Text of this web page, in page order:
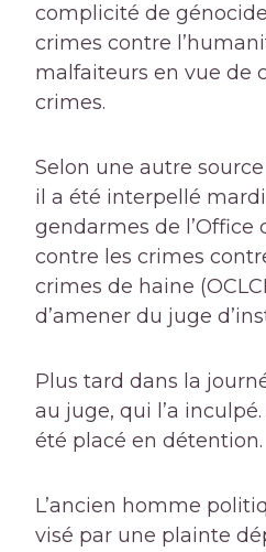
complicité de
crimes contre
malfaiteurs en vue de
crimes.
Selon une autre
il a été interpellé
gendarmes de l’Office
contre les crimes
crimes de haine
d’amener du juge
Plus tard dans la
au juge, qui l’a
été placé en détention.
L’ancien homme
visé par une plainte